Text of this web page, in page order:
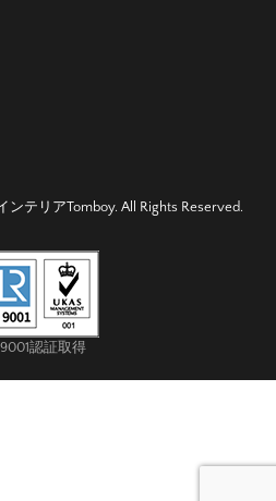
テリアTomboy. All Rights Reserved.
認証取得